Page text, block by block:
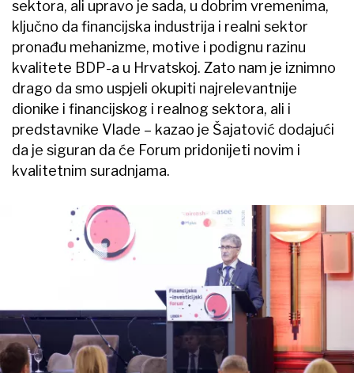
sektora, ali upravo je sada, u dobrim vremenima,
ključno da financijska industrija i realni sektor
pronađu mehanizme, motive i podignu razinu
kvalitete BDP-a u Hrvatskoj. Zato nam je iznimno
drago da smo uspjeli okupiti najrelevantnije
dionike i financijskog i realnog sektora, ali i
predstavnike Vlade – kazao je Šajatović dodajući
da je siguran da će Forum pridonijeti novim i
kvalitetnim suradnjama.